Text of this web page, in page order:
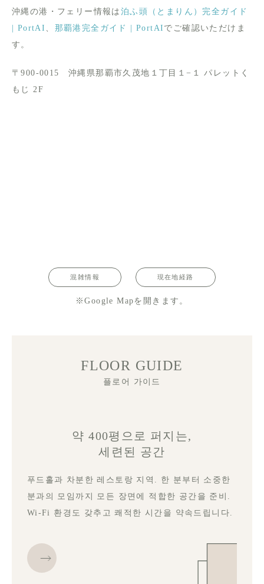
沖縄の港・フェリー情報は 泊ふ頭（とまりん）完全ガイド
| PortAI
那覇港完全ガイド | PortAI でご確認いただけま
す。
〒900-0015 沖縄県那覇市久茂地１丁目１−１ パレットく
もじ 2F
混雑情報 現在地経路
※Google Mapを開きます。
FLOOR GUIDE
플로어 가이드
약 400평으로 퍼지는,
세련된 공간
푸드홀과 차분한 레스토랑 지역. 한 분부터 소중한
분과의 모임까지 모든 장면에 적합한 공간을 준비.
Wi-Fi 환경도 갖추고 쾌적한 시간을 약속드립니다.